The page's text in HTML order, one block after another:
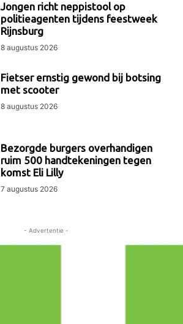
Jongen richt neppistool op
politieagenten tijdens feestweek
Rijnsburg
8 augustus 2026
Fietser ernstig gewond bij botsing
met scooter
8 augustus 2026
Bezorgde burgers overhandigen
ruim 500 handtekeningen tegen
komst Eli Lilly
7 augustus 2026
- Advertentie -